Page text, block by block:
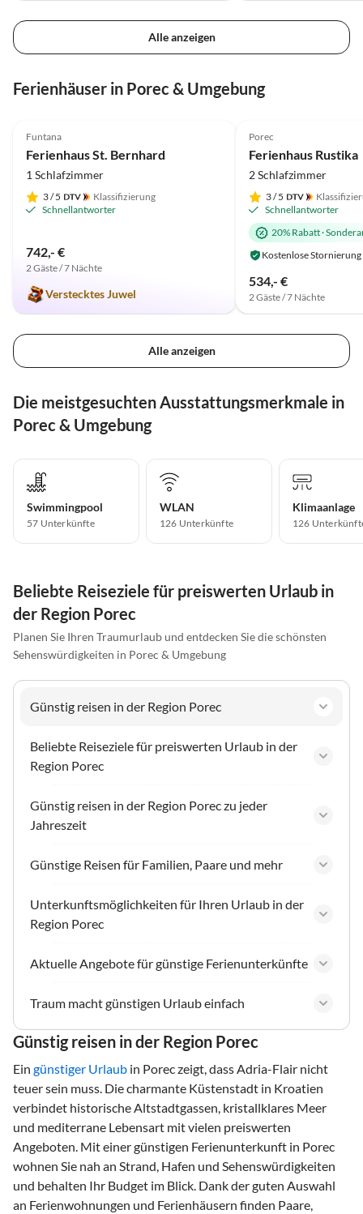
Alle anzeigen
Ferienhäuser in Porec & Umgebung
Funtana
Ferienhaus St. Bernhard
1 Schlafzimmer
3/ 5
Klassifizierung
Schnellantworter
742,- €
2 Gäste / 7 Nächte
Verstecktes Juwel
Porec
Ferienhaus Rustika
2 Schlafzimmer
3/ 5
Schnellantworter
20% Rabatt·
Kostenlose Stornierung
534,- €
2 Gäste / 7 Nächte
Alle anzeigen
Die meistgesuchten Ausstattungsmerkmale in
Porec & Umgebung
Swimmingpool
57 Unterkünfte
WLAN
126 Unterkünfte
Klimaanlage
126
Beliebte Reiseziele für preiswerten Urlaub in
der Region Porec
Planen Sie Ihren Traumurlaub und entdecken Sie die schönsten
Sehenswürdigkeiten in Porec & Umgebung
Günstig reisen in der Region Porec
Beliebte Reiseziele für preiswerten Urlaub in der
Region Porec
Günstig reisen in der Region Porec zu jeder
Jahreszeit
Günstige Reisen für Familien, Paare und mehr
Unterkunftsmöglichkeiten für Ihren Urlaub in der
Region Porec
Aktuelle Angebote für günstige Ferienunterkünfte
Traum macht günstigen Urlaub einfach
Günstig reisen in der Region Porec
Ein günstiger Urlaub in Porec zeigt, dass Adria-Flair nicht
teuer sein muss. Die charmante Küstenstadt in Kroatien
verbindet historische Altstadtgassen, kristallklares Meer
und mediterrane Lebensart mit vielen preiswerten
Angeboten. Mit einer günstigen Ferienunterkunft in Porec
wohnen Sie nah an Strand, Hafen und Sehenswürdigkeiten
und behalten Ihr Budget im Blick. Dank der guten Auswahl
an Ferienwohnungen und Ferienhäusern finden Paare,